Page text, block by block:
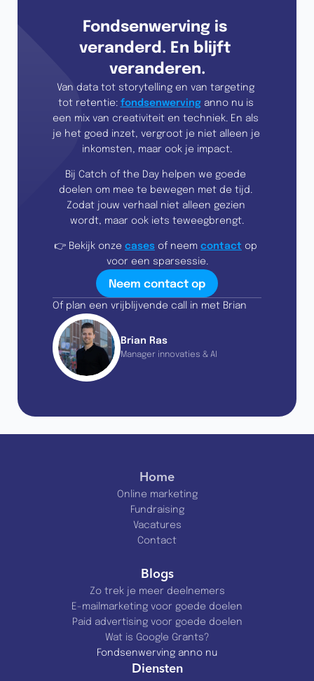
Fondsenwerving is
veranderd. En blijft
veranderen.
Van data tot storytelling en van targeting
tot retentie: fondsenwerving anno nu is
een mix van creativiteit en techniek. En als
je het goed inzet, vergroot je niet alleen je
inkomsten, maar ook je impact.
Bij Catch of the Day helpen we goede
doelen om mee te bewegen met de tijd.
Zodat jouw verhaal niet alleen gezien
wordt, maar ook iets teweegbrengt.
👉 Bekijk onze cases of neem contact op
voor een sparsessie.
Neem contact op
Of plan een vrijblijvende call in met Brian
Brian Ras
Manager innovaties & AI
Home
Online marketing
Fundraising
Vacatures
Contact
Blogs
Zo trek je meer deelnemers
E-mailmarketing voor goede doelen
Paid advertising voor goede doelen
Wat is Google Grants?
Fondsenwerving anno nu
Diensten